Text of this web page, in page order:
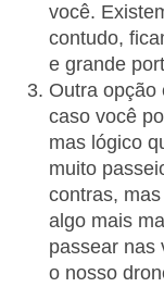
você.
contudo,
e grande
Outra opção
caso você
mas lógico
muito
contras,
algo mais
passear nas
o nosso